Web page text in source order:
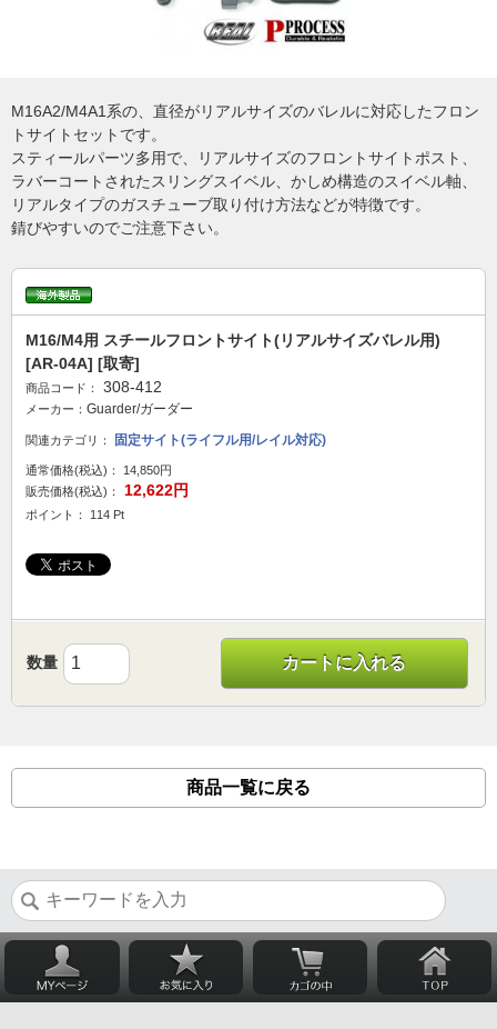
M16A2/M4A1系の、直径がリアルサイズのバレルに対応したフロン
トサイトセットです。
スティールパーツ多用で、リアルサイズのフロントサイトポスト、
ラバーコートされたスリングスイベル、かしめ構造のスイベル軸、
リアルタイプのガスチューブ取り付け方法などが特徴です。
錆びやすいのでご注意下さい。
M16/M4用 スチールフロントサイト(リアルサイズバレル用)
[AR-04A] [取寄]
商品コード： 308-412
メーカー： Guarder/ガーダー
関連カテゴリ： 固定サイト(ライフル用/レイル対応)
通常価格(税込)：
14,850円
販売価格(税込)：
12,622円
ポイント： 114 Pt
数量 カートに入れる
商品一覧に戻る